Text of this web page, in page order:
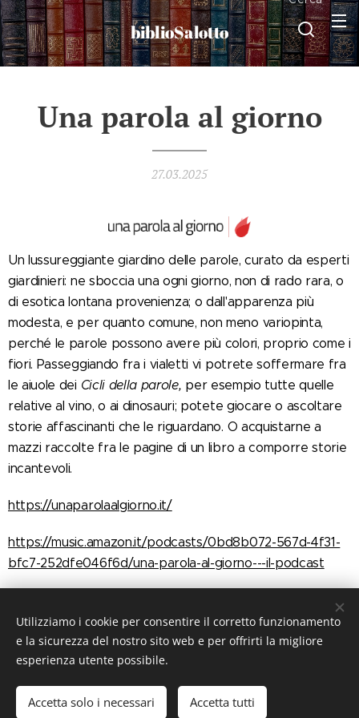
biblioSalotto
Una parola al giorno
27.03.2025
Un lussureggiante giardino delle parole, curato da esperti
giardinieri: ne sboccia una ogni giorno, non di rado rara, o
di esotica lontana provenienza; o dall'apparenza più
modesta, e per quanto comune, non meno variopinta,
perché le parole possono avere più colori, proprio come i
fiori. Passeggiando fra i vialetti vi potrete soffermare fra
le aiuole dei Cicli della parole, per esempio tutte quelle
relative al vino, o ai dinosauri; potete giocare o ascoltare
storie affascinanti che le riguardano. O acquistarne a
mazzi raccolte fra le pagine di un libro a comporre storie
incantevoli.
https://unaparolaalgiorno.it/
https://music.amazon.it/podcasts/0bd8b072-567d-4f31-
bfc7-252dfe046f6d/una-parola-al-giorno---il-podcast
Share
Utilizziamo i cookie per consentire il corretto funzionamento
e la sicurezza del nostro sito web e per offrirti la migliore
esperienza utente possibile.
Accetta solo i necessari Accetta tutti